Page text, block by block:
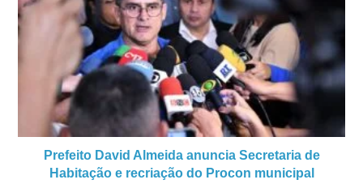
Prefeito David Almeida anuncia Secretaria de
Habitação e recriação do Procon municipal